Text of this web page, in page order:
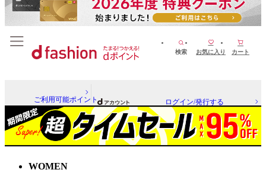
検索 お気に入り カート
ご利用可能ポイント ログイン/発行する
WOMEN